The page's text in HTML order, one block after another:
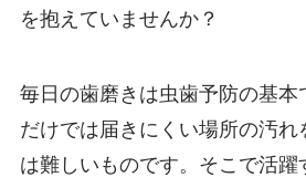
を抱えていませんか？
毎日の歯磨きは虫歯予防の基本
だけでは届きにくい場所の汚れ
は難しいものです。そこで活躍